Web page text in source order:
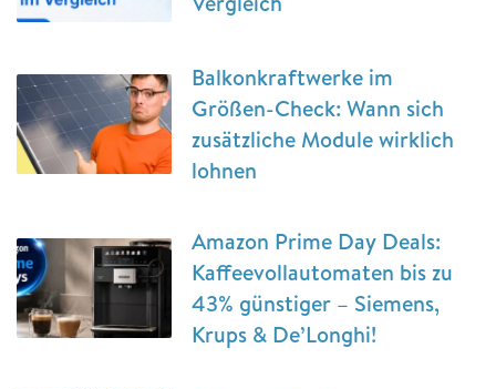
Balkonkraftwerke im
Größen-Check: Wann sich
zusätzliche Module wirklich
lohnen
Amazon Prime Day Deals:
Kaffeevollautomaten bis zu
43% günstiger – Siemens,
Krups & De’Longhi!